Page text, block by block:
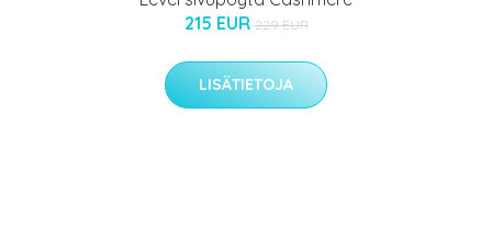
215 EUR 229 EUR
LISÄTIETOJA